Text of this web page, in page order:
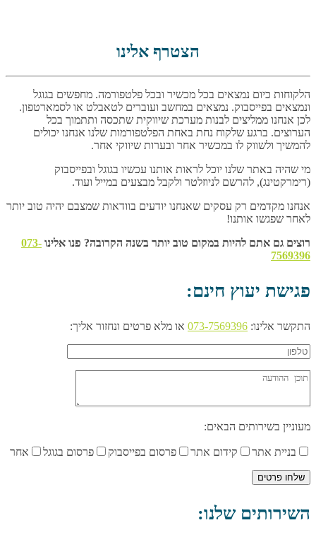
הצטרף אלינו
הלקוחות כיום נמצאים בכל מכשיר ובכל פלטפורמה. מחפשים בגוגל
ונמצאים בפייסבוק. נמצאים במחשב ועוברים לטאבלט או לסמארטפון.
לכן אנחנו ממליצים לבנות מערכת שיווקית שתכסה ותתמוך בכל
הערוצים. ברגע שלקוח נחת באחת הפלטפורמות שלנו אנחנו יכולים
להמשיך ולשווק לו במכשיר אחר ובערות שיווקי אחר.
מי שהיה באתר שלנו יוכל לראות אותנו עכשיו בגוגל ובפייסבוק
(רימרקטינג), להרשם לניוזלטר ולקבל מבצעים במייל ועוד.
אנחנו מקדמים רק עסקים שאנחנו יודעים בוודאות שמצבם יהיה טוב יותר
לאחר שפגשו אותנו!
רוצים גם אתם להיות במקום טוב יותר בשנה הקרובה? פנו אלינו 073-
7569396
פגישת יעוץ חינם:
התקשר אלינו: 073-7569396 או מלא פרטים ונחזור אליך:
מעוניין בשירותים הבאים:
בניית אתר קידום אתר פרסום בפייסבוק פרסום בגוגל אחר
השירותים שלנו: